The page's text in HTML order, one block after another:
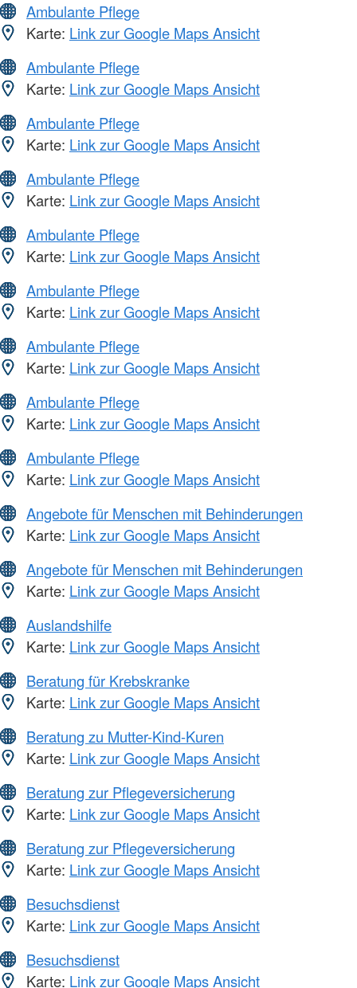
Ambulante Pflege
Karte: Link zur Google Maps Ansicht
Ambulante Pflege
Karte: Link zur Google Maps Ansicht
Ambulante Pflege
Karte: Link zur Google Maps Ansicht
Ambulante Pflege
Karte: Link zur Google Maps Ansicht
Ambulante Pflege
Karte: Link zur Google Maps Ansicht
Ambulante Pflege
Karte: Link zur Google Maps Ansicht
Ambulante Pflege
Karte: Link zur Google Maps Ansicht
Ambulante Pflege
Karte: Link zur Google Maps Ansicht
Ambulante Pflege
Karte: Link zur Google Maps Ansicht
Angebote für Menschen mit Behinderungen
Karte: Link zur Google Maps Ansicht
Angebote für Menschen mit Behinderungen
Karte: Link zur Google Maps Ansicht
Auslandshilfe
Karte: Link zur Google Maps Ansicht
Beratung für Krebskranke
Karte: Link zur Google Maps Ansicht
Beratung zu Mutter-Kind-Kuren
Karte: Link zur Google Maps Ansicht
Beratung zur Pflegeversicherung
Karte: Link zur Google Maps Ansicht
Beratung zur Pflegeversicherung
Karte: Link zur Google Maps Ansicht
Besuchsdienst
Karte: Link zur Google Maps Ansicht
Besuchsdienst
Karte: Link zur Google Maps Ansicht